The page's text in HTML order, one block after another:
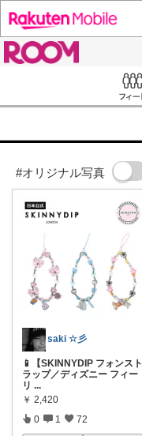
#オリジナル写真
saki ☆彡
📱【SKINNYDIP フォンスト
ラップ／ディズニー フィー
リ ...
￥ 2,420
0 1 72